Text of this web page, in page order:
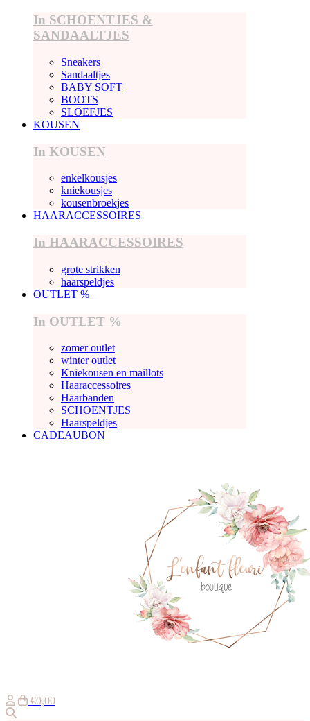
In SCHOENTJES &
SANDAALTJES
Sneakers
Sandaaltjes
BABY SOFT
BOOTS
SLOEFJES
KOUSEN
In KOUSEN
enkelkousjes
kniekousjes
kousenbroekjes
HAARACCESSOIRES
In HAARACCESSOIRES
grote strikken
haarspeldjes
OUTLET %
In OUTLET %
zomer outlet
winter outlet
Kniekousen en maillots
Haaraccessoires
Haarbanden
SCHOENTJES
Haarspeldjes
CADEAUBON
€0,00